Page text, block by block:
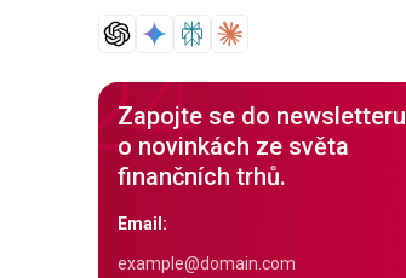
Zapojte se do newsletteru
o novinkách ze světa
finančních trhů.
Email: